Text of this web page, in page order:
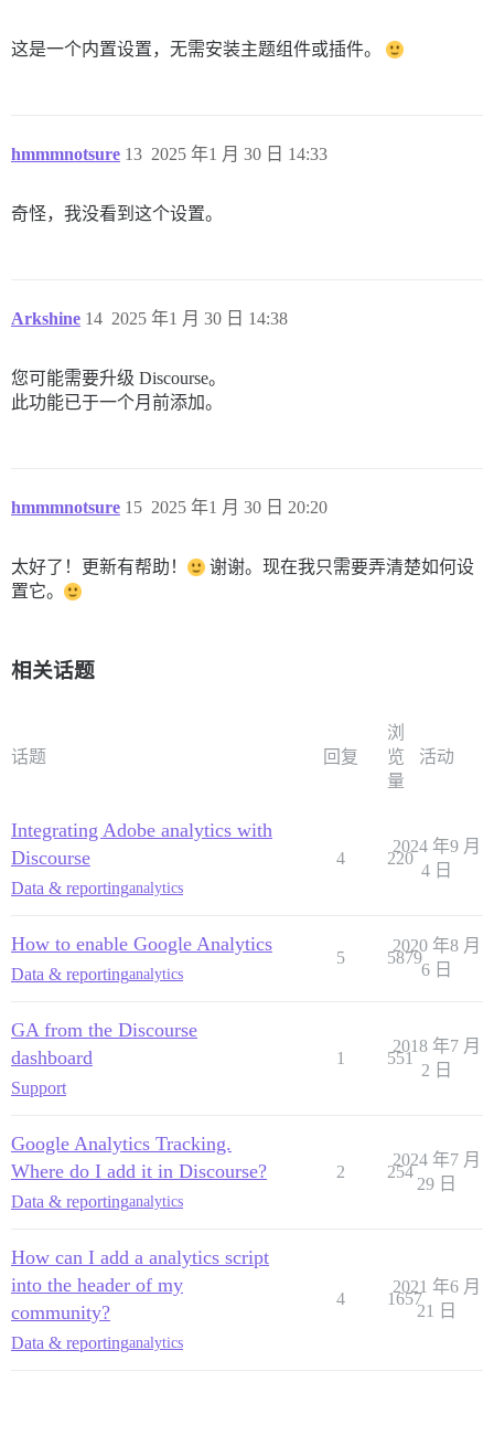
这是一个内置设置，无需安装主题组件或插件。
hmmmnotsure 2025 年1 月 30 日 14:33
13
奇怪，我没看到这个设置。
Arkshine 2025 年1 月 30 日 14:38
14
您可能需要升级 Discourse。
此功能已于一个月前添加。
hmmmnotsure 2025 年1 月 30 日 20:20
15
太好了！更新有帮助！
谢谢。现在我只需要弄清楚如何设
置它。
相关话题
话题 回复
浏
览
量
活动
Integrating Adobe analytics with
Discourse
Data & reportinganalytics
4 220
2024 年9 月
4 日
How to enable Google Analytics
Data & reportinganalytics
5 5879
2020 年8 月
6 日
GA from the Discourse
dashboard
Support
1 551
2018 年7 月
2 日
Google Analytics Tracking.
Where do I add it in Discourse?
Data & reportinganalytics
2 254
2024 年7 月
29 日
How can I add a analytics script
into the header of my
community?
Data & reportinganalytics
4 1657
2021 年6 月
21 日